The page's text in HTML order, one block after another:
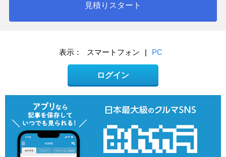
見積りスタート
表示： スマートフォン PC
ログイン